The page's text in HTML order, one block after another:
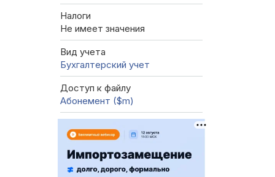
Налоги
Не имеет значения
Вид учета
Бухгалтерский учет
Доступ к файлу
Абонемент ($m)